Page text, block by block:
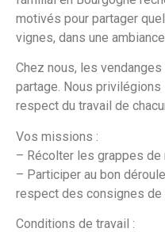
motivés pour partager
vignes, dans une
Chez nous, les
partage. Nous privilégions
respect du travail de
Vos missions :
– Récolter les grappes de
– Participer au bon
respect des consignes de
Conditions de travail :